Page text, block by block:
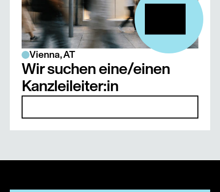
GES Juli 2018, Heft 5, S. 223-232
Vienna, AT
Wir suchen eine/einen
Kanzleileiter:in